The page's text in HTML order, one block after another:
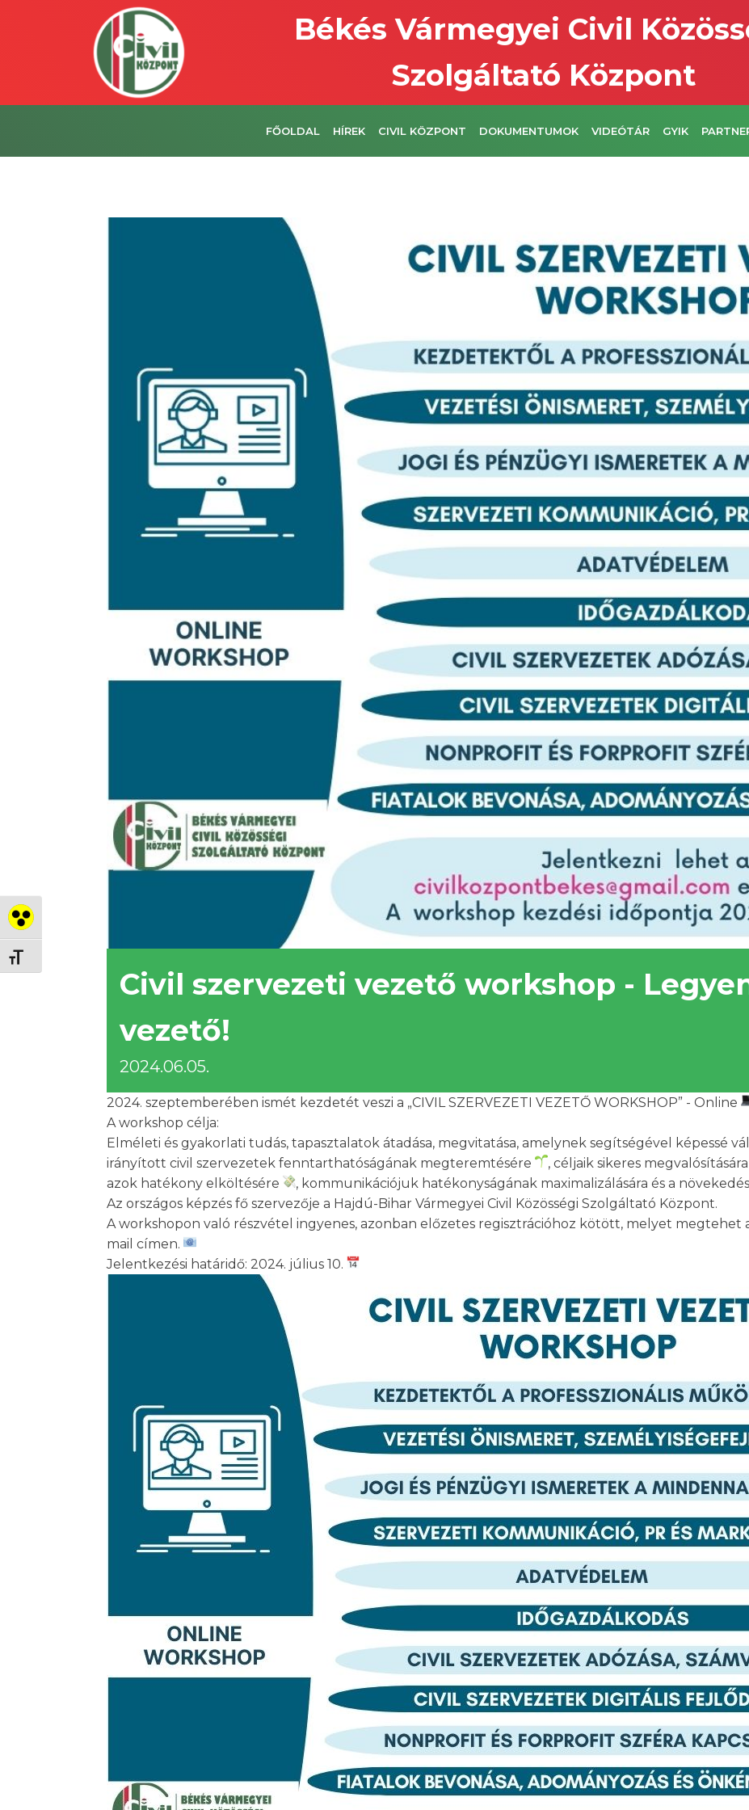
Nagy kontraszt váltása
Betűméret váltása
Békés Vármegyei Civil
Szolgáltató Központ
FŐOLDAL HÍREK CIVIL KÖZPONT DOKUMENTUMOK VIDEÓTÁR GYIK
Civil szervezeti vezető workshop -
vezető!
2024.06.05.
2024. szeptemberében ismét kezdetét veszi a „CIVIL SZERVEZETI VEZETŐ WORKSHOP” - Online
A workshop célja:
Elméleti és gyakorlati tudás, tapasztalatok átadása, megvitatása, amelynek segítségével képessé
irányított civil szervezetek fenntarthatóságának megteremtésére
, céljaik sikeres megvalósítására
azok hatékony elköltésére
, kommunikációjuk hatékonyságának maximalizálására és a
Az országos képzés fő szervezője a Hajdú-Bihar Vármegyei Civil Közösségi Szolgáltató Központ.
A workshopon való részvétel ingyenes, azonban előzetes regisztrációhoz kötött, melyet megtehet
mail címen.
Jelentkezési határidő: 2024. július 10.